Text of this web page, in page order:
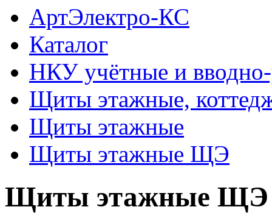
АртЭлектро-КС
Каталог
НКУ учётные и
Щиты этажные,
Щиты этажные
Щиты этажные ЩЭ
Щиты этажные ЩЭ